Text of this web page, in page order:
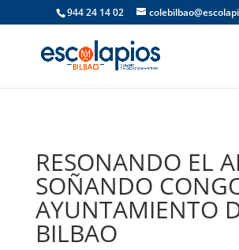
944 24 14 02
RESONANDO EL
SOÑANDO
AYUNTAMIENTO
BILBAO